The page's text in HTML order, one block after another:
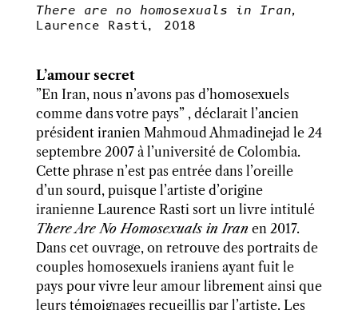
There are no homosexuals in Iran,
Laurence Rasti, 2018
L’amour secret
”En Iran, nous n’avons pas d’homosexuels
comme dans votre pays” , déclarait l’ancien
président iranien Mahmoud Ahmadinejad le 24
septembre 2007 à l’université de Colombia.
Cette phrase n’est pas entrée dans l’oreille
d’un sourd, puisque l’artiste d’origine
iranienne Laurence Rasti sort un livre intitulé
There Are No Homosexuals in Iran en 2017.
Dans cet ouvrage, on retrouve des portraits de
couples homosexuels iraniens ayant fuit le
pays pour vivre leur amour librement ainsi que
leurs témoignages recueillis par l’artiste. Les